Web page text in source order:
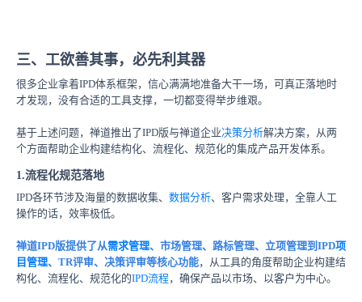
三、工欲善其事，必先利其器
很多企业拿着IPD体系框架，信心满满地准备大干一场，可真正落地时
才发现，没有合适的工具支撑，一切都变得举步维艰。
基于上述问题，禅道推出了IPD版与禅道企业决策分析解决方案，从两
个方面帮助企业构建结构化、流程化、规范化的集成产品开发体系。
1.流程化规范落地
IPD各环节涉及海量的数据收集、 数据分析、客户需求处理，全靠人工
操作的话，效率极低。
禅道IPD版提供了从需求管理、市场管理、路标管理、立项管理到IPD项
目管理、TR评审、决策评审等核心功能，从工具的角度帮助企业构建结
构化、流程化、规范化的IPD流程，确保产品以市场、以客户为中心。